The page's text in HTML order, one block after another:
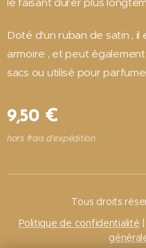
Doté d'un ruban de satin ,
armoire , et peut
sacs ou utilisé pour
9,50€
hors frais d'expédition
Tous droits
Politique de confidentialité |